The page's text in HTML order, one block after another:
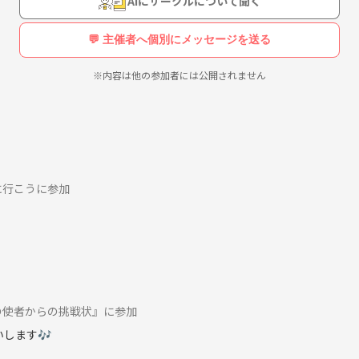
💬 主催者へ個別にメッセージを送る
※内容は他の参加者には公開されません
こうに参加
者からの挑戦状』に参加
します🎶